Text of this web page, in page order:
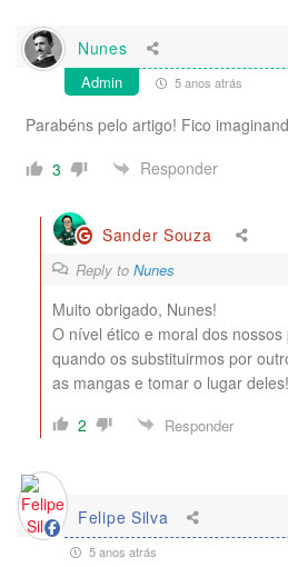
Nunes
Admin 5 anos atrás
Parabéns pelo artigo! Fico
3
Responder
Sander Souza
Reply to Nunes
Muito obrigado, Nunes!
O nível ético e moral dos
quando os substituirmos por
as mangas e tomar o lugar deles!
2
Responder
Felipe Silva
5 anos atrás